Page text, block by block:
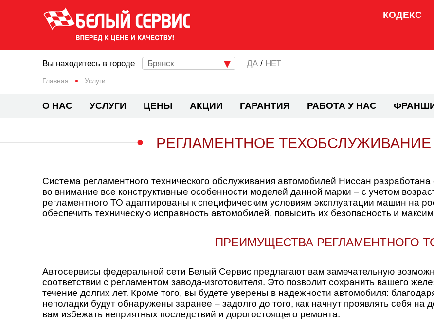
КОДЕКС
Главная Услуги
Вы находитесь в городе Брянск / НЕТ
О НАС УСЛУГИ ЦЕНЫ АКЦИИ ГАРАНТИЯ РАБОТА У НАС
РЕГЛАМЕНТНОЕ
Система регламентного технического обслуживания автомобилей Ниссан
во внимание все конструктивные особенности моделей данной марки – с учетом
регламентного ТО адаптированы к специфическим условиям эксплуатации машин на
обеспечить техническую исправность автомобилей, повысить их безопасность и
ПРЕИМУЩЕСТВА РЕГЛАМЕНТНОГО
Автосервисы федеральной сети Белый Сервис предлагают вам замечательную
соответствии с регламентом завода-изготовителя. Это позволит сохранить вашего
течение долгих лет. Кроме того, вы будете уверены в надежности автомобиля:
неполадки будут обнаружены заранее – задолго до того, как начнут проявлять себя на
вам избежать неприятных последствий и дорогостоящего ремонта.